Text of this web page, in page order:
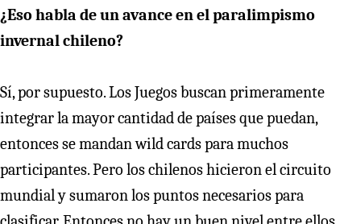
¿Eso habla de un avance en el paralimpismo
invernal chileno?
Sí, por supuesto. Los Juegos buscan primeramente
integrar la mayor cantidad de países que puedan,
entonces se mandan wild cards para muchos
participantes. Pero los chilenos hicieron el circuito
mundial y sumaron los puntos necesarios para